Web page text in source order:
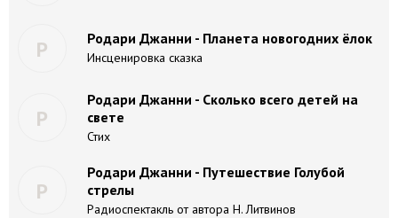
Р Родари Джанни - Планета новогодних ёлок
Инсценировка сказка
Р
Родари Джанни - Сколько всего детей на
свете
Стих
Р
Родари Джанни - Путешествие Голубой
стрелы
Радиоспектакль от автора Н. Литвинов